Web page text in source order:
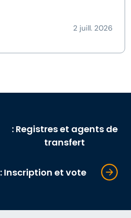
2 juill. 2026
: Registres et agents de
transfert
: Inscription et vote